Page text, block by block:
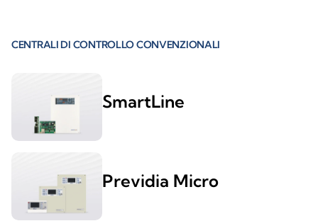
CENTRALI DI CONTROLLO CONVENZIONALI
SmartLine
Previdia Micro